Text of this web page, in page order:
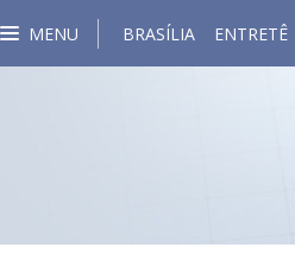
MENU BRASÍLIA ENTRETÊ